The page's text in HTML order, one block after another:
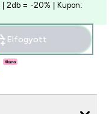
| 2db = -20% | Kupon:
Elfogyott